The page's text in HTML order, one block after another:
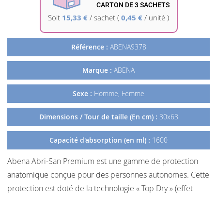
CARTON DE 3 SACHETS
Soit 15,33 € / sachet ( 0,45 € / unité )
Référence : ABENA9378
Marque : ABENA
Sexe : Homme, Femme
Dimensions / Tour de taille (En cm) : 30x63
Capacité d'absorption (en ml) : 1600
Abena Abri-San Premium est une gamme de protection
anatomique conçue pour des personnes autonomes. Cette
protection est doté de la technologie « Top Dry » (effet